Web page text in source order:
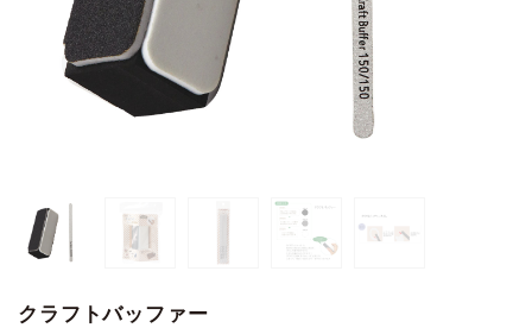
クラフトバッファー